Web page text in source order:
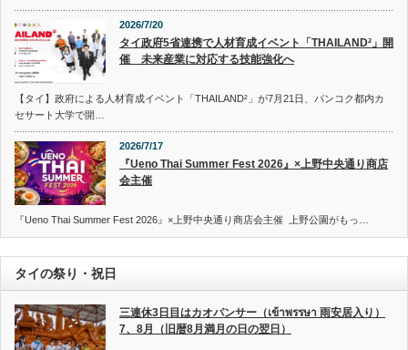
2026/7/20
タイ政府5省連携で人材育成イベント「THAILAND²」開
催 未来産業に対応する技能強化へ
【タイ】政府による人材育成イベント「THAILAND²」が7月21日、バンコク都内カ
セサート大学で開…
2026/7/17
『Ueno Thai Summer Fest 2026』×上野中央通り商店
会主催
『Ueno Thai Summer Fest 2026』×上野中央通り商店会主催 上野公園がもっ…
タイの祭り・祝日
三連休3日目はカオパンサー（เข้าพรรษา 雨安居入り）
7、8月（旧暦8月満月の日の翌日）